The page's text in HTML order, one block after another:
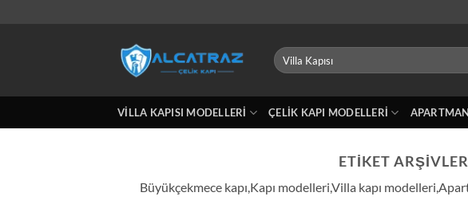
Ara:
VILLA KAPISI MODELLERI ÇELIK KAPI MODELLERI
ETIKET
Büyükçekmece kapı,Kapı modelleri,Villa kapı